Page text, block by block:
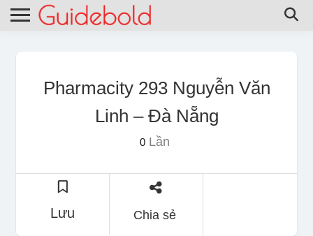
Pharmacity 293 Nguyễn Văn
Linh – Đà Nẵng
0Lần
Lưu Chia sẻ